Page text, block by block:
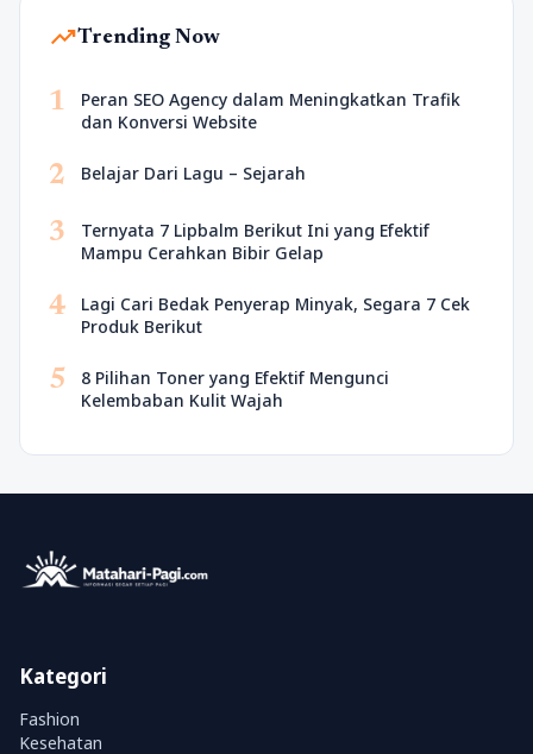
trending_upTrending Now
1
Peran SEO Agency dalam Meningkatkan Trafik
dan Konversi Website
2 Belajar Dari Lagu – Sejarah
3
Ternyata 7 Lipbalm Berikut Ini yang Efektif
Mampu Cerahkan Bibir Gelap
4
Lagi Cari Bedak Penyerap Minyak, Segara 7 Cek
Produk Berikut
5
8 Pilihan Toner yang Efektif Mengunci
Kelembaban Kulit Wajah
Kategori
Fashion
Kesehatan